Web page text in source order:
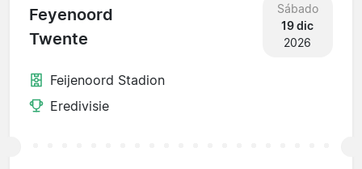
Feyenoord
Twente
Sábado
19 dic
2026
Feijenoord Stadion
Eredivisie